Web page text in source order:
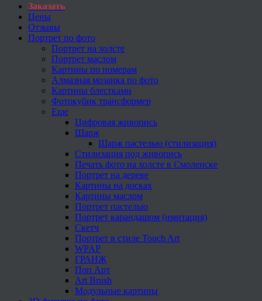
Заказать
Цены
Отзывы
Портрет по фото
Портрет на холсте
Портрет маслом
Картины по номерам
Алмазная мозаика по фото
Картины блестками
Фотокубик трансформер
Еще
Цифровая живопись
Шарж
Шарж пастелью (стилизация)
Стилизация под живопись
Печать фото на холсте в Смоленске
Портрет на дереве
Картины на досках
Картины маслом
Портрет пастелью
Портрет карандашом (имитация)
Скетч
Портрет в стиле Touch Art
WPAP
ГРАНЖ
Поп Арт
Art Brush
Модульные картины